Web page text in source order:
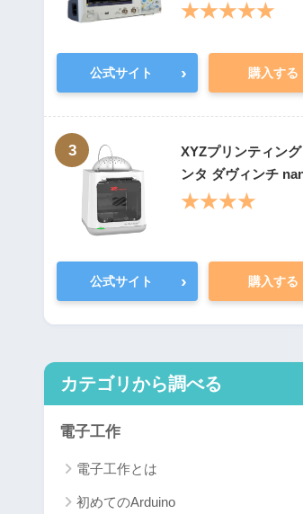
★★★★★
公式サイト › 購入する
3
XYZプリンティング
ンタ ダヴィンチ
★★★★
公式サイト › 購入する
カテゴリから調べる
電子工作
電子工作とは
初めてのArduino